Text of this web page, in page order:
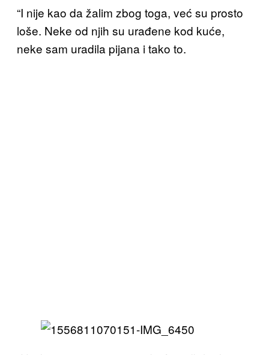
“I nije kao da žalim zbog toga, već su prosto
loše. Neke od njih su urađene kod kuće,
neke sam uradila pijana i tako to.